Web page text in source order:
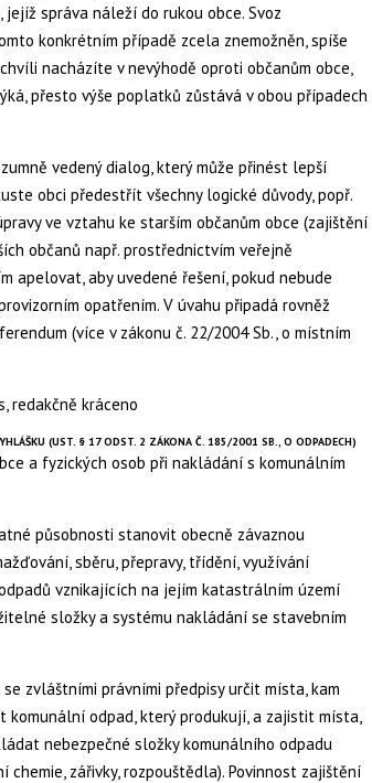
správa náleží do rukou obce. Svoz
konkrétním případě zcela znemožněn, spíše
nacházíte v nevýhodě oproti občanům obce,
přesto výše poplatků zůstává v obou případech
vedený dialog, který může přinést lepší
obci předestřít všechny logické důvody, popř.
ve vztahu ke starším občanům obce (zajištění
občanů např. prostřednictvím veřejně
apelovat, aby uvedené řešení, pokud nebude
opatřením. V úvahu připadá rovněž
(více v zákonu č. 22/2004 Sb., o místním
redakčně kráceno
(UST. § 17 ODST. 2 ZÁKONA Č. 185/2001 SB., O ODPADECH)
a fyzických osob při nakládání s komunálním
působnosti stanovit obecně závaznou
sběru, přepravy, třídění, využívání
vznikajících na jejím katastrálním území
složky a systému nakládání se stavebním
zvláštními právními předpisy určit místa, kam
komunální odpad, který produkují, a zajistit místa,
nebezpečné složky komunálního odpadu
chemie, zářivky, rozpouštědla). Povinnost zajištění